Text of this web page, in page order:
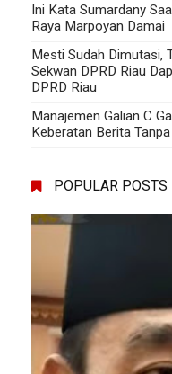
Ini Kata Sumardany
Raya Marpoyan Damai
Mesti Sudah Dimutasi,
Sekwan DPRD Riau
DPRD Riau
Manajemen Galian C
Keberatan Berita
POPULAR POSTS